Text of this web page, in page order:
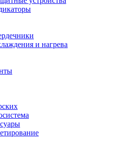
и нагрева